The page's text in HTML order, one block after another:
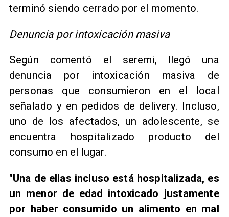
terminó siendo cerrado por el momento.
Denuncia por intoxicación masiva
Según comentó el seremi, llegó una
denuncia por intoxicación masiva de
personas que consumieron en el local
señalado y en pedidos de delivery. Incluso,
uno de los afectados, un adolescente, se
encuentra hospitalizado producto del
consumo en el lugar.
"Una de ellas incluso está hospitalizada, es
un menor de edad intoxicado justamente
por haber consumido un alimento en mal